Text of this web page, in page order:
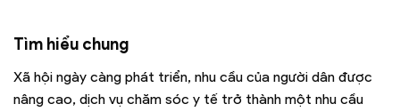
Tìm hiểu chung
Xã hội ngày càng phát triển, nhu cầu của người dân được
nâng cao, dịch vụ chăm sóc y tế trở thành một nhu cầu